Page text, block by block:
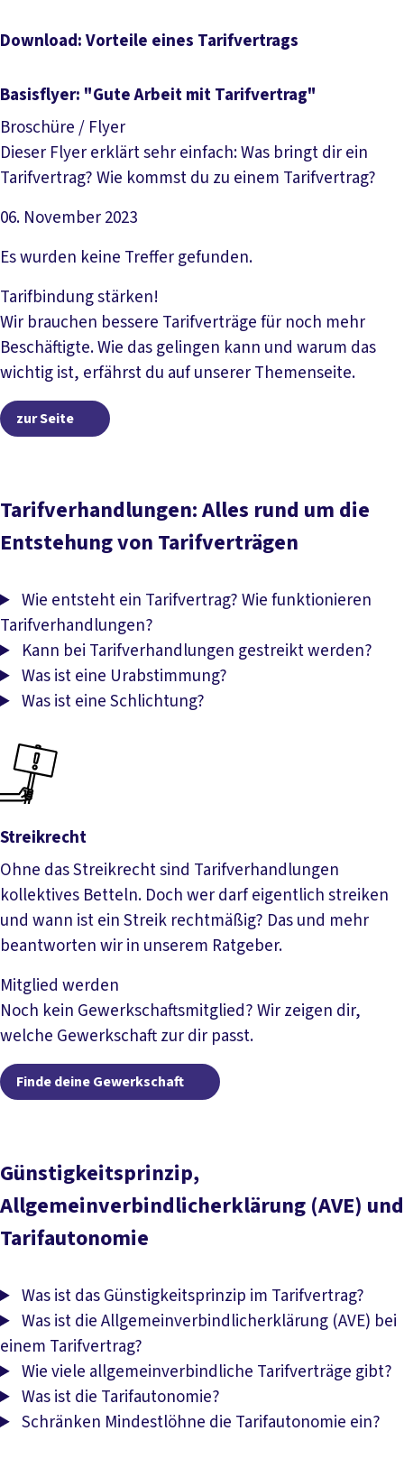
Download: Vorteile eines Tarifvertrags
Basisflyer: "Gute Arbeit mit Tarifvertrag"
Broschüre / Flyer
Dieser Flyer erklärt sehr einfach: Was bringt dir ein
Tarifvertrag? Wie kommst du zu einem Tarifvertrag?
06. November 2023
Datei herunterladen
Es wurden keine Treffer gefunden.
Tarifbindung stärken!
Wir brauchen bessere Tarifverträge für noch mehr
Beschäftigte. Wie das gelingen kann und warum das
wichtig ist, erfährst du auf unserer Themenseite.
zur Seite zur Seite
Tarifverhandlungen: Alles rund um die
Entstehung von Tarifverträgen
Wie entsteht ein Tarifvertrag? Wie funktionieren
Tarifverhandlungen?
Kann bei Tarifverhandlungen gestreikt werden?
Was ist eine Urabstimmung?
Was ist eine Schlichtung?
Streikrecht
Ohne das Streikrecht sind Tarifverhandlungen
kollektives Betteln. Doch wer darf eigentlich streiken
und wann ist ein Streik rechtmäßig? Das und mehr
beantworten wir in unserem Ratgeber.
Streikrecht
Mitglied werden
Noch kein Gewerkschaftsmitglied? Wir zeigen dir,
welche Gewerkschaft zur dir passt.
Finde deine Gewerkschaft Finde deine
Günstigkeitsprinzip,
Allgemeinverbindlicherklärung (AVE) und
Tarifautonomie
Was ist das Günstigkeitsprinzip im Tarifvertrag?
Was ist die Allgemeinverbindlicherklärung (AVE) bei
einem Tarifvertrag?
Wie viele allgemeinverbindliche Tarifverträge gibt?
Was ist die Tarifautonomie?
Schränken Mindestlöhne die Tarifautonomie ein?